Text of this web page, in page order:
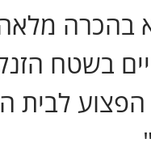
בהכרה
בשטח
לבית